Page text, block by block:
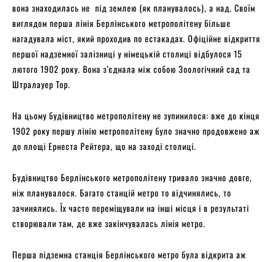
вона знаходилась не під землею (як планувалось), а над. Своїм
виглядом перша лінія Берлінського метрополітену більше
нагадувала міст, який проходив по естакадах. Офіційне відкриття
першої надземної залізниці у німецькій столиці відбулося 15
лютого 1902 року. Вона з’єднала між собою Зоологічний сад та
Штралауер Тор.
На цьому будівництво метрополітену не зупинилося: вже до кінця
1902 року першу лінію метрополітену було значно продовжено аж
до площі Ернеста Рейтера, що на заході столиці.
Будівництво Берлінського метрополітену тривало значно довге,
ніж планувалося. Багато станцій метро то відчинялись, то
зачинялись. Їх часто переміщували на інші місця і в результаті
створювали там, де вже закінчувалась лінія метро.
Перша підземна станція Берлінського метро була відкрита аж